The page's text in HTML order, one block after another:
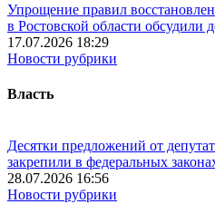
Упрощение правил
в Ростовской области обсудили
17.07.2026 18:29
Новости рубрики
Власть
Десятки предложений от
закрепили в федеральных
28.07.2026 16:56
Новости рубрики